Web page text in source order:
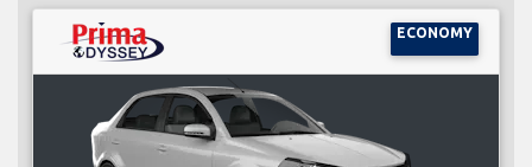
ECONOMY